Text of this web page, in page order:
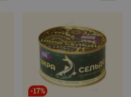
-17%